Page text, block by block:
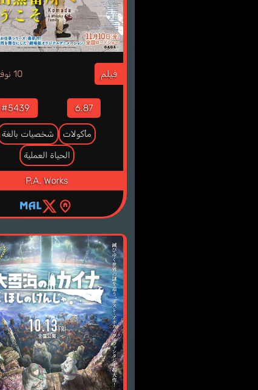
فيلم 10 نوفمبر
6.87
#5439
مأكولات شخصيات بالغة
الحياة العملية
P.A. Works